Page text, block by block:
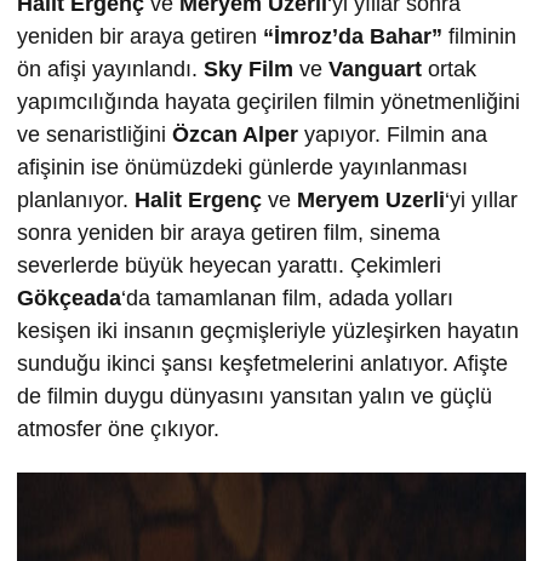
yeniden bir araya getiren “İmroz’da Bahar” filminin
ön afişi yayınlandı. Sky Film ve Vanguart ortak
yapımcılığında hayata geçirilen filmin yönetmenliğini
ve senaristliğini Özcan Alper yapıyor. Filmin ana
afişinin ise önümüzdeki günlerde yayınlanması
planlanıyor. Halit Ergenç ve Meryem Uzerli‘yi yıllar
sonra yeniden bir araya getiren film, sinema
severlerde büyük heyecan yarattı. Çekimleri
Gökçeada‘da tamamlanan film, adada yolları
kesişen iki insanın geçmişleriyle yüzleşirken hayatın
sunduğu ikinci şansı keşfetmelerini anlatıyor. Afişte
de filmin duygu dünyasını yansıtan yalın ve güçlü
atmosfer öne çıkıyor.